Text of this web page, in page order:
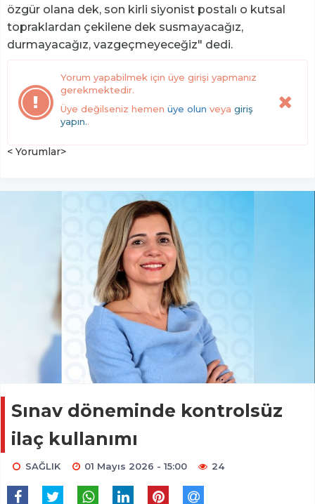
özgür olana dek, son kirli siyonist postalı o kutsal
topraklardan çekilene dek susmayacağız,
durmayacağız, vazgeçmeyeceğiz" dedi.
Yorum yapabilmek için üye girişi yapmanız
gerekmektedir.
Üye değilseniz hemen üye olun veya giriş
yapın..
< Yorumlar>
Sınav döneminde kontrolsüz
ilaç kullanımı
SAĞLIK 01 Mayıs 2026 - 15:00 24